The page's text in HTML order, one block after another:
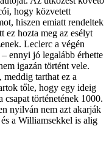
hogy közvetett
hiszen emiatt rendeltek
ez hozta meg az esélyt
Leclerc a végén
ennyi jó legalább érhette
igazán történt vele.
tarthat ez a
tőle, hogy egy ideig
történetének 1000.
nyilván nem azt akarják
a Williamsekkel is alig